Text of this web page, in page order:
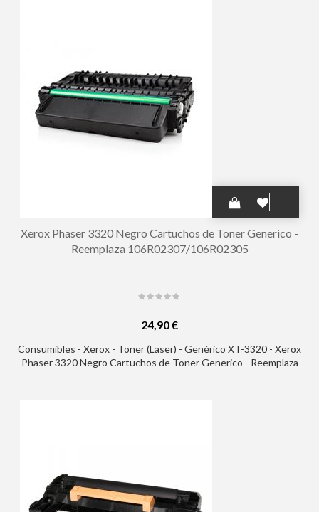
Xerox Phaser 3320 Negro Cartuchos de Toner Generico -
Reemplaza 106R02307/106R02305
24,90 €
Consumibles - Xerox - Toner (Laser) - Genérico XT-3320 - Xerox
Phaser 3320 Negro Cartuchos de Toner Generico - Reemplaza